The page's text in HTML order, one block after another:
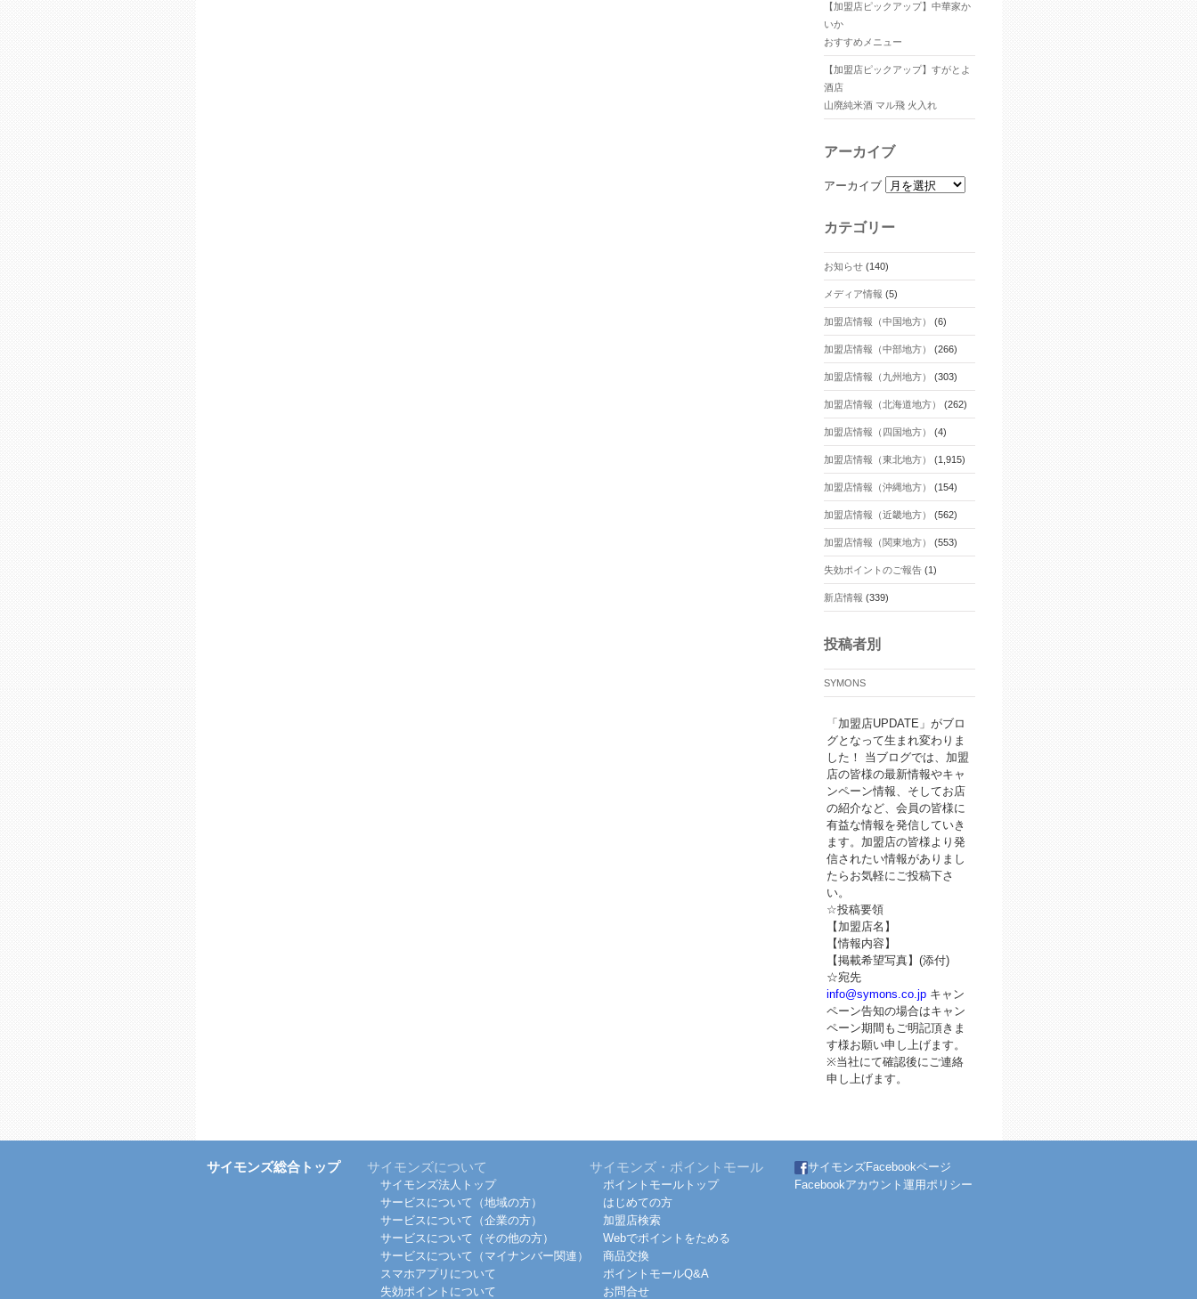
【加盟店ピックアップ】中華家か
いか
おすすめメニュー
【加盟店ピックアップ】すがとよ
酒店
山廃純米酒 マル飛 火入れ
アーカイブ
アーカイブ
カテゴリー
お知らせ(140)
メディア情報 (5)
加盟店情報（中国地方） (6)
加盟店情報（中部地方） (266)
加盟店情報（九州地方） (303)
加盟店情報（北海道地方） (262)
加盟店情報（四国地方） (4)
加盟店情報（東北地方） (1,915)
加盟店情報（沖縄地方） (154)
加盟店情報（近畿地方） (562)
加盟店情報（関東地方） (553)
失効ポイントのご報告(1)
新店情報 (339)
投稿者別
SYMONS
「加盟店UPDATE」がブロ
グとなって生まれ変わりま
した！ 当ブログでは、加盟
店の皆様の最新情報やキャ
ンペーン情報、そしてお店
の紹介など、会員の皆様に
有益な情報を発信していき
ます。加盟店の皆様より発
信されたい情報がありまし
たらお気軽にご投稿下さ
い。
☆投稿要領
【加盟店名】
【情報内容】
【掲載希望写真】(添付)
☆宛先
info@symons.co.jpキャン
ペーン告知の場合はキャン
ペーン期間もご明記頂きま
す様お願い申し上げます。
※当社にて確認後にご連絡
申し上げます。
サイモンズ総合トップ サイモンズについて
サイモンズ法人トップ
サービスについて（地域の方）
サービスについて（企業の方）
サービスについて（その他の方）
サービスについて（マイナンバー関連）
スマホアプリについて
失効ポイントについて
サイモンズ・ポイントモール
ポイントモールトップ
はじめての方
加盟店検索
Webでポイントをためる
商品交換
ポイントモールQ&A
お問合せ
サイモンズFacebookページ
Facebookアカウント運用ポリシー